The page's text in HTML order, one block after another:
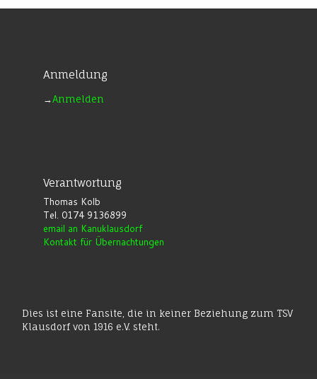
Anmeldung
→Anmelden
Verantwortung
Thomas Kolb
Tel. 0174 9136899
email an Kanuklausdorf
Kontakt für Übernachtungen
Dies ist eine Fansite, die in keiner Beziehung zum TSV
Klausdorf von 1916 e.V. steht.